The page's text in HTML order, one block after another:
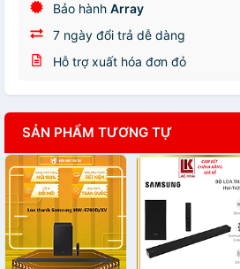
Bảo hành Array
7 ngày đổi trả dễ dàng
Hỗ trợ xuất hóa đơn đỏ
SẢN PHẨM TƯƠNG TỰ